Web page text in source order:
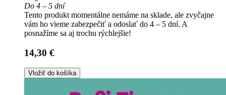
Do 4 – 5 dní
Tento produkt momentálne nemáme na sklade, ale zvyčajne
vám ho vieme zabezpečiť a odoslať do 4 – 5 dní. A
posnažíme sa aj trochu rýchlejšie!
14,30 €
Vložiť do košíka